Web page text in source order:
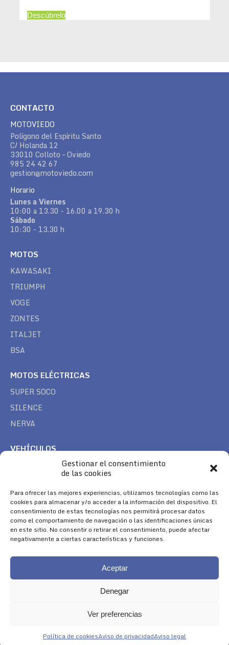
Gestionar el consentimiento
de las cookies
Para ofrecer las mejores experiencias, utilizamos tecnologías como las
cookies para almacenar y/o acceder a la información del dispositivo. El
consentimiento de estas tecnologías nos permitirá procesar datos
como el comportamiento de navegación o las identificaciones únicas
en este sitio. No consentir o retirar el consentimiento, puede afectar
negativamente a ciertas características y funciones.
Aceptar
Denegar
Ver preferencias
Política de cookiesAviso de privacidadAviso legal
Descúbrelo
CONTACTO
MOTOVIEDO
Polígono del Espíritu Santo
C/ Holanda 12
33010 Colloto – Oviedo
985 24 42 67
gestion@motoviedo.com
Horario
Lunes a Viernes
10:00 a 13.30 - 16.00 a 19.30 h
Sábado
10:30 - 13.30 h
MOTOS
KAWASAKI
TRIUMPH
VOGE
ZONTES
ITALJET
BSA
MOTOS ELÉCTRICAS
SUPER SOCO
SILENCE
NERVA
VEHÍCULOS
TREK
SÍGUENOS
Encuéntranos en:
Facebook
page
YouTube
page
Instagram
page
Aviso Legal|Política de Cookies